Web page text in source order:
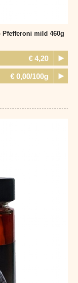
Pfefferoni mild 460g
€ 4,20
€ 0,00/100g